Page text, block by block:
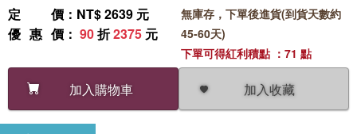
定價 ：NT$ 2639 元
優惠價 ： 90折2375 元
加入購物車 加入收藏
無庫存，下單後進貨(到貨天數約
45-60天)
下單可得紅利積點 ：71 點